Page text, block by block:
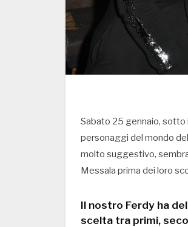
Sabato 25 gennaio, sotto
personaggi del mondo
molto suggestivo,
Messala prima dei loro
Il nostro Ferdy ha
scelta tra primi,